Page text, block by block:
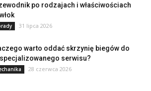
po rodzajach i właściwościach
31 lipca 2026
warto oddać skrzynię biegów do
serwisu?
28 czerwca 2026